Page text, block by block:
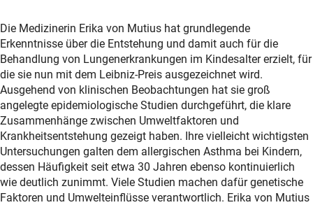
Die Medizinerin Erika von Mutius hat grundlegende
Erkenntnisse über die Entstehung und damit auch für die
Behandlung von Lungenerkrankungen im Kindesalter erzielt, für
die sie nun mit dem Leibniz-Preis ausgezeichnet wird.
Ausgehend von klinischen Beobachtungen hat sie groß
angelegte epidemiologische Studien durchgeführt, die klare
Zusammenhänge zwischen Umweltfaktoren und
Krankheitsentstehung gezeigt haben. Ihre vielleicht wichtigsten
Untersuchungen galten dem allergischen Asthma bei Kindern,
dessen Häufigkeit seit etwa 30 Jahren ebenso kontinuierlich
wie deutlich zunimmt. Viele Studien machen dafür genetische
Faktoren und Umwelteinflüsse verantwortlich. Erika von Mutius